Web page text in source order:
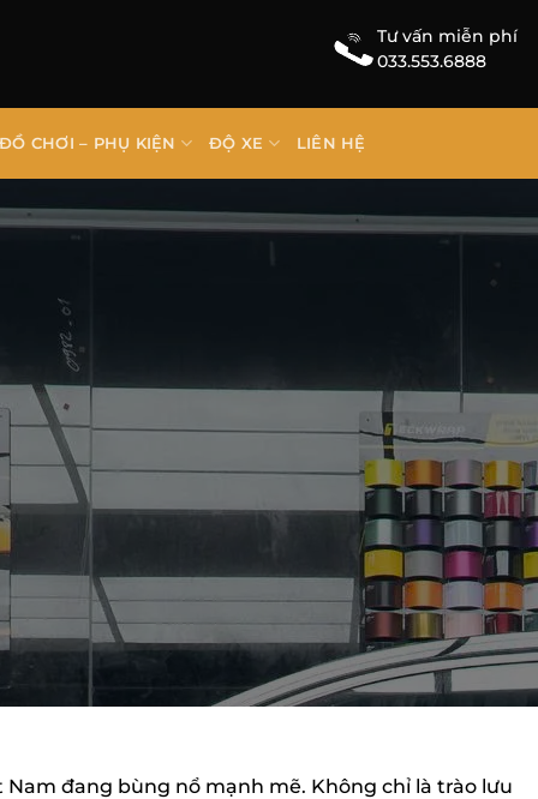
Tư vấn miễn phí
033.553.6888
ĐỒ CHƠI – PHỤ KIỆN ĐỘ XE LIÊN HỆ
Nam
đang bùng nổ mạnh mẽ. Không chỉ là trào lưu